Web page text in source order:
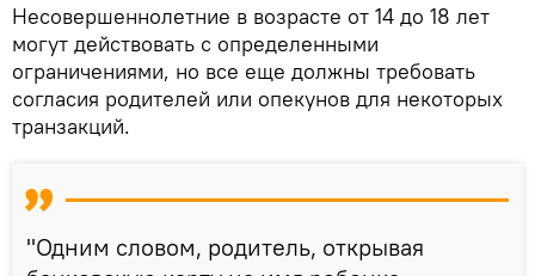
Несовершеннолетние в возрасте от 14 до 18 лет
могут действовать с определенными
ограничениями, но все еще должны требовать
согласия родителей или опекунов для некоторых
транзакций.
"Одним словом, родитель, открывая